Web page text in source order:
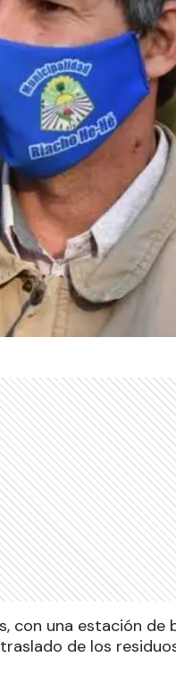
con una estación
de los